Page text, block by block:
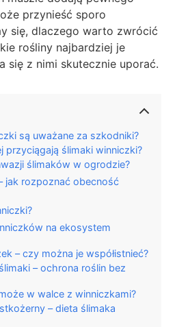
przynieść sporo
się, dlaczego warto zwrócić
rośliny najbardziej je
się z nimi skutecznie uporać.
są uważane za szkodniki?
przyciągają ślimaki winniczki?
ślimaków w ogrodzie?
jak rozpoznać obecność
na ekosystem
– czy można je współistnieć?
– ochrona roślin bez
w walce z winniczkami?
– dieta ślimaka